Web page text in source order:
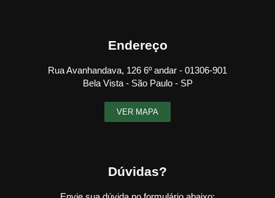
Endereço
Rua Avanhandava, 126 6º andar - 01306-901
Bela Vista - São Paulo - SP
VER MAPA
Dúvidas?